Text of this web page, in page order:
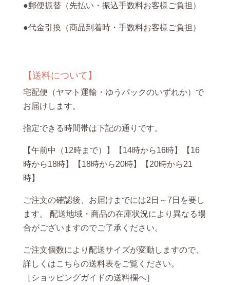
●郵便振替（先払い・振込手数料お客様ご負担）
●代金引換（商品到着時・手数料お客様ご負担）
【送料について】
宅配便（ヤマト運輸・ゆうパックのいずれか）で
お届けします。
指定できる時間帯は下記の通りです。
【午前中（12時まで）】【14時から16時】【16
時から18時】【18時から20時】【20時から21
時】
ご注文の確認後、お届けまでには2日～7日を要し
ます。 配送地域・商品の在庫状況により異なる場
合がございますのでご了承ください。
ご注文個数により配送サイズが変動しますので、
詳しくはこちらの送料表をご覧ください。
［ショッピングガイドの送料欄へ］